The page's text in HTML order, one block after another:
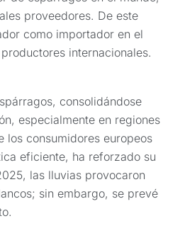
proveedores. De este
como importador en el
internacionales.
consolidándose
especialmente en regiones
los consumidores europeos
eficiente, ha reforzado su
las lluvias provocaron
sin embargo, se prevé